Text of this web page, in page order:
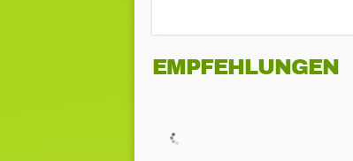
EMPFEHLUNGEN